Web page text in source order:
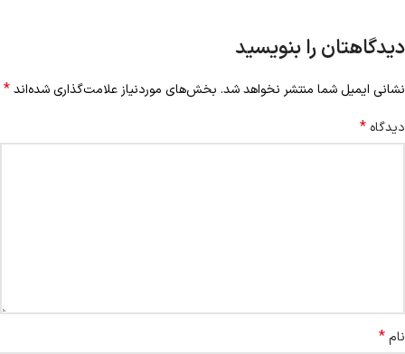
دیدگاهتان را بنویسید
نشانی ایمیل شما منتشر نخواهد شد. بخش‌های موردنیاز علامت‌گذاری شده‌اند*
دیدگاه *
نام*